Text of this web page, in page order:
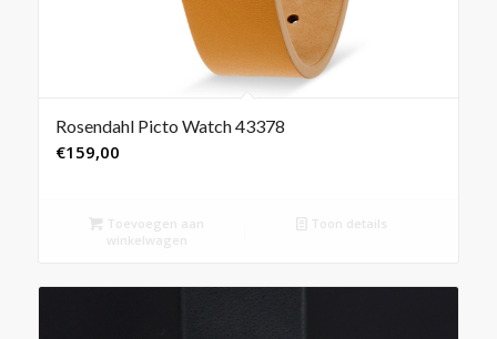
Rosendahl Picto Watch 43378
€159,00
Toevoegen aan
winkelwagen
Toon details